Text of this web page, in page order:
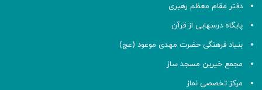
دفتر مقام معظم رهبری
پایگاه درسهایی از قرآن
بنیاد فرهنگی حضرت مهدی موعود (عج)
مجمع خیرین مسجد ساز
مرکز تخصصی نماز